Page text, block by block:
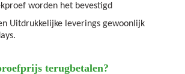
worden het bevestigd
Uitdrukkelijke leverings gewoonlijk
terugbetalen?